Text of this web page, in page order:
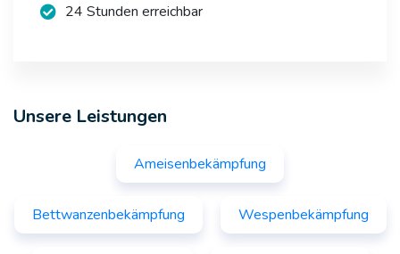
24 Stunden erreichbar
Unsere Leistungen
Ameisenbekämpfung
Bettwanzenbekämpfung Wespenbekämpfung